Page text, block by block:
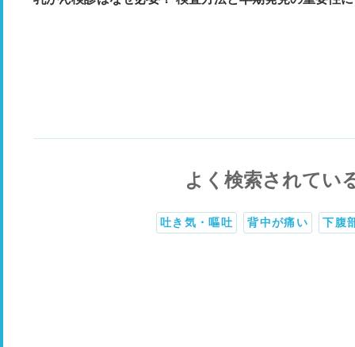
よく検索されてい
吐き気・嘔吐 背中が痛い 下腹